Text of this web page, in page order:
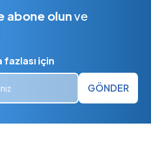
abone olunve
için
GÖNDER